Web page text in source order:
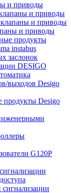
и приводы
и приводы
и приводы
и приводы
продукты
instabus
заслонок
DESIGO
выходов Desigo
Desigo
G120P